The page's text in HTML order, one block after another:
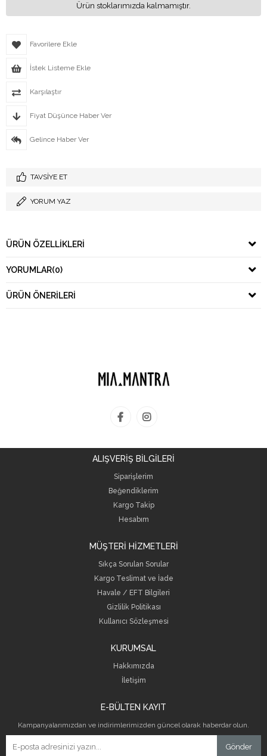
Ürün stoklarımızda kalmamıştır.
Favorilere Ekle
İstek Listeme Ekle
Karşılaştır
Fiyat Düşünce Haber Ver
Gelince Haber Ver
TAVSIYE ET
YORUM YAZ
ÜRÜN ÖZELLIKLERI
YORUMLAR(0)
ÜRÜN ÖNERILERI
ALIŞVERİŞ BİLGİLERİ
Siparişlerim
Beğendiklerim
Kargo Takip
Hesabım
MÜŞTERİ HİZMETLERİ
Sıkça Sorulan Sorular
Kargo Teslimat ve İade
Havale / EFT Bilgileri
Gizlilik Politikası
Kullanıcı Sözleşmesi
KURUMSAL
Hakkımızda
İletişim
E-BÜLTEN KAYIT
Kampanyalarımızdan ve indirimlerimizden güncel olarak haberdar olun.
Gönder